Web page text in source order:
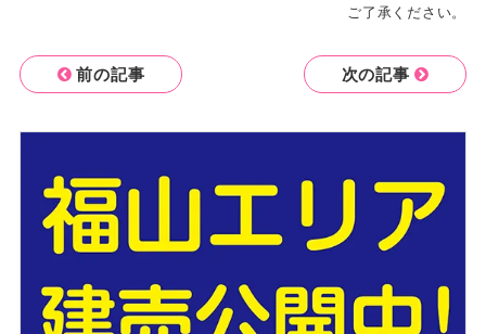
ご了承ください。
前の記事 次の記事